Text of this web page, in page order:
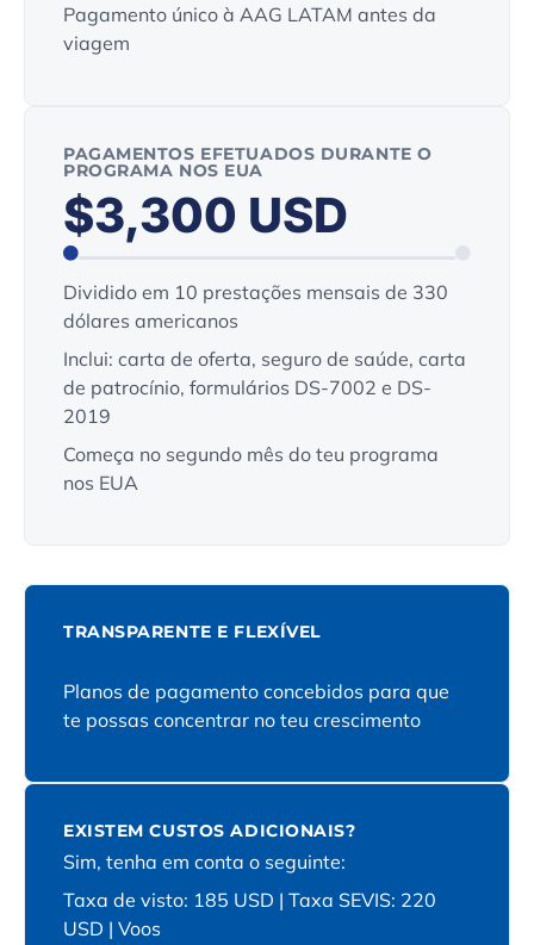
Pagamento único à AAG LATAM antes da
viagem
PAGAMENTOS EFETUADOS DURANTE O
PROGRAMA NOS EUA
$3,300 USD
Dividido em 10 prestações mensais de 330
dólares americanos
Inclui: carta de oferta, seguro de saúde, carta
de patrocínio, formulários DS-7002 e DS-
2019
Começa no segundo mês do teu programa
nos EUA
TRANSPARENTE E FLEXÍVEL
Planos de pagamento concebidos para que
te possas concentrar no teu crescimento
EXISTEM CUSTOS ADICIONAIS?
Sim, tenha em conta o seguinte:
Taxa de visto: 185 USD | Taxa SEVIS: 220
USD | Voos